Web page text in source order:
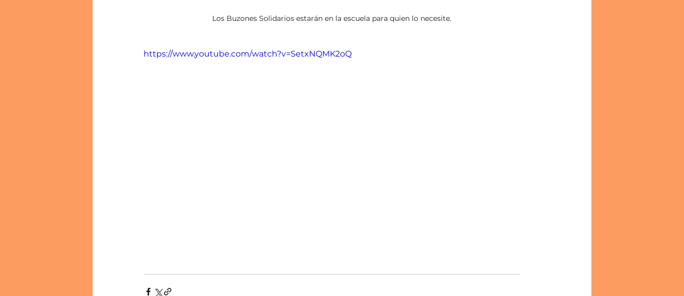
Los Buzones Solidarios estarán en la escuela para quien lo necesite.
https://www.youtube.com/watch?v=SetxNQMK2oQ